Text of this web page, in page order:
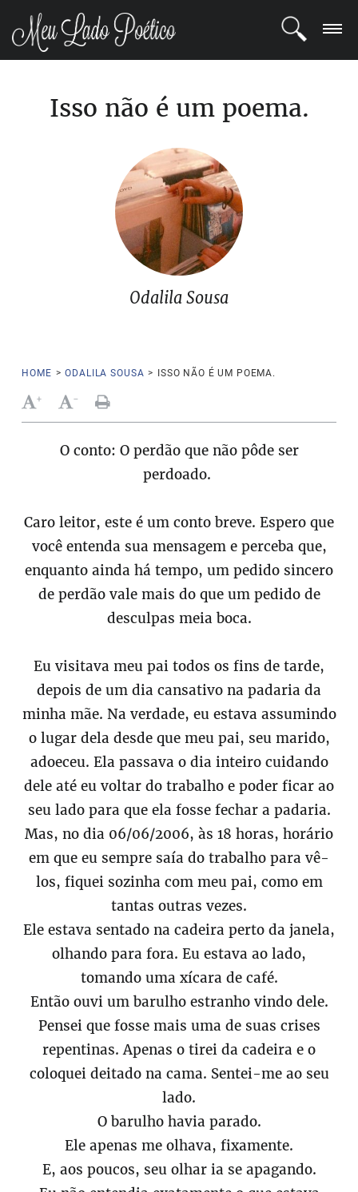
REGISTRO
Isso não é um poema.
Odalila Sousa
HOME > ODALILA SOUSA > ISSO NÃO É UM POEMA.
+ -
O conto: O perdão que não pôde ser
perdoado.
Caro leitor, este é um conto breve. Espero que
você entenda sua mensagem e perceba que,
enquanto ainda há tempo, um pedido sincero
de perdão vale mais do que um pedido de
desculpas meia boca.
Eu visitava meu pai todos os fins de tarde,
depois de um dia cansativo na padaria da
minha mãe. Na verdade, eu estava assumindo
o lugar dela desde que meu pai, seu marido,
adoeceu. Ela passava o dia inteiro cuidando
dele até eu voltar do trabalho e poder ficar ao
seu lado para que ela fosse fechar a padaria.
Mas, no dia 06/06/2006, às 18 horas, horário
em que eu sempre saía do trabalho para vê-
los, fiquei sozinha com meu pai, como em
tantas outras vezes.
Ele estava sentado na cadeira perto da janela,
olhando para fora. Eu estava ao lado,
tomando uma xícara de café.
Então ouvi um barulho estranho vindo dele.
Pensei que fosse mais uma de suas crises
repentinas. Apenas o tirei da cadeira e o
coloquei deitado na cama. Sentei-me ao seu
lado.
O barulho havia parado.
Ele apenas me olhava, fixamente.
E, aos poucos, seu olhar ia se apagando.